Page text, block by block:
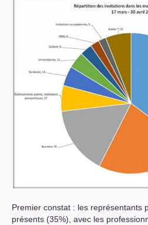
Premier constat : les représentants
présents (35%), avec les